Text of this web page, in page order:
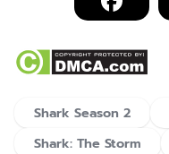
Shark Season 2
Shark: The Storm